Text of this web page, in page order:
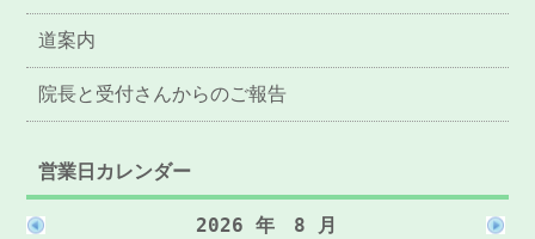
道案内
院長と受付さんからのご報告
営業日カレンダー
2026 年 8 月